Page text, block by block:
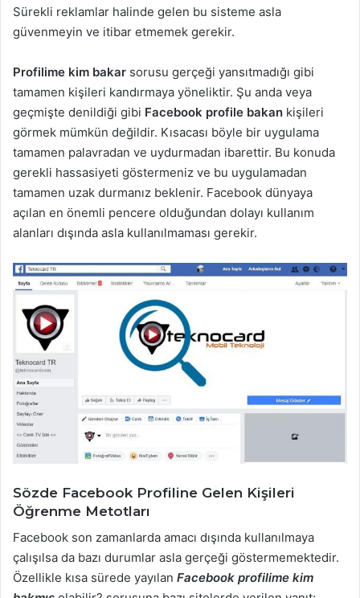
Sürekli reklamlar halinde gelen bu sisteme asla
güvenmeyin ve itibar etmemek gerekir.
Profilime kim bakar sorusu gerçeği yansıtmadığı gibi
tamamen kişileri kandırmaya yöneliktir. Şu anda veya
geçmişte denildiği gibi Facebook profile bakan kişileri
görmek mümkün değildir. Kısacası böyle bir uygulama
tamamen palavradan ve uydurmadan ibarettir. Bu konuda
gerekli hassasiyeti göstermeniz ve bu uygulamadan
tamamen uzak durmanız beklenir. Facebook dünyaya
açılan en önemli pencere olduğundan dolayı kullanım
alanları dışında asla kullanılmaması gerekir.
Sözde Facebook Profiline Gelen Kişileri
Öğrenme Metotları
Facebook son zamanlarda amacı dışında kullanılmaya
çalışılsa da bazı durumlar asla gerçeği göstermemektedir.
Özellikle kısa sürede yayılan Facebook profilime kim